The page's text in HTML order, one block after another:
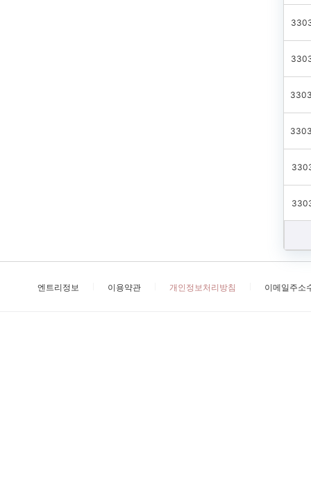
엔트리정보 이용약관 개인정보처리방침 이메일주소